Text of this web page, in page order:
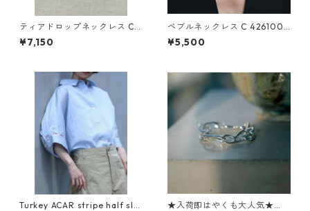
ティアドロップネックレス C4
2510034 Nothing And Othe
rs
¥7,150
ペブルネックレス C 4261000
4 Nothing And Others
¥5,500
Turkey ACAR stripe half sle
★入荷即はやくも大人気★